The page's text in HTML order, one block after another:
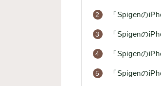
「Spigenの
「Spigenの
「Spigenの
「Spigenの